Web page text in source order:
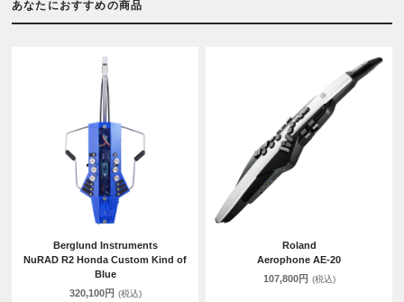
あなたにおすすめの商品
Berglund Instruments
NuRAD R2 Honda Custom Kind of
Blue
320,100円 (税込)
Roland
Aerophone AE-20
107,800円 (税込)